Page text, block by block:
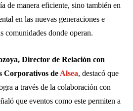
de manera eficiente, sino también en
en las nuevas generaciones e
comunidades donde operan.
Director de Relación con
Corporativos de Alsea, destacó que
a través de la colaboración con
que eventos como este permiten a